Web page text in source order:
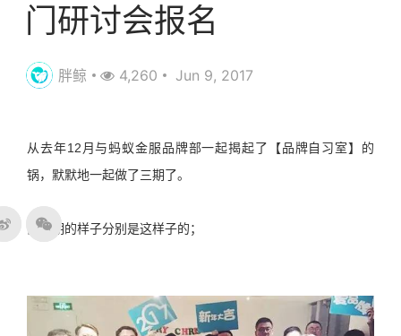
门研讨会报名
胖鲸 4,260 Jun 9, 2017
从去年12 月与蚂蚁金服品牌部一起揭起了【品牌自习室】的
锅，默默地一起做了三期了。
前几期的样子分别是这样子的；